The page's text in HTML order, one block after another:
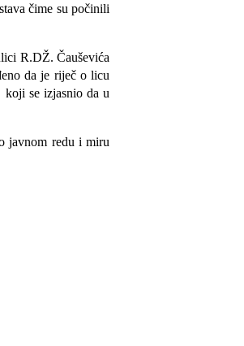
čime su počinili
R.DŽ. Čauševića
da je riječ o licu
se izjasnio da u
javnom redu i miru